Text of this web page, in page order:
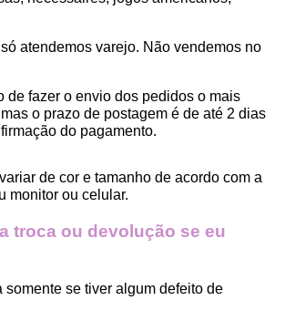
atendemos varejo. Não vendemos no
de fazer o envio dos pedidos o mais
o prazo de postagem é de até 2 dias
do pagamento.
de cor e tamanho de acordo com a
monitor ou celular.
troca ou devolução se eu
somente se tiver algum defeito de